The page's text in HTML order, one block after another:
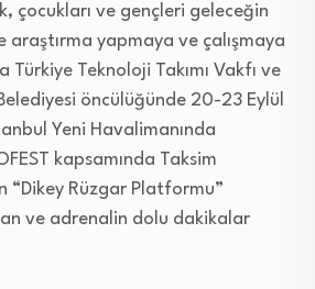
çocukları ve gençleri geleceğin
yapmaya ve çalışmaya
Türkiye Teknoloji Takımı Vakfı ve
öncülüğünde 20-23 Eylül
Yeni Havalimanında
kapsamında Taksim
“Dikey Rüzgar Platformu”
ve adrenalin dolu dakikalar